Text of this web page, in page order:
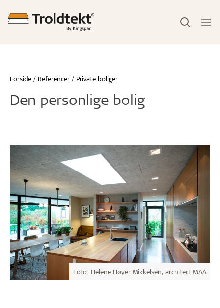
Forside Referencer Private boliger
Den personlige bolig
Foto: Helene Høyer Mikkelsen, architect MAA